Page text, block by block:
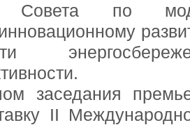
Совета по
заседания
II